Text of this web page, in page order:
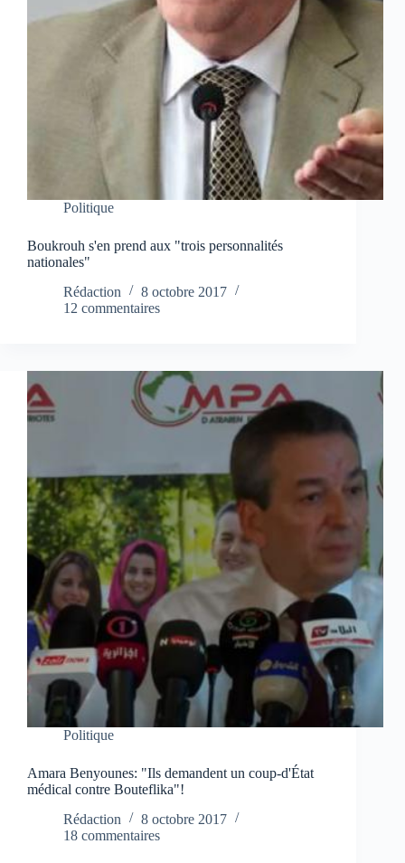
Politique
Boukrouh s'en prend aux "trois personnalités
nationales"
Rédaction
8 octobre 2017
12 commentaires
Politique
Amara Benyounes: "Ils demandent un coup-d'État
médical contre Bouteflika"!
Rédaction
8 octobre 2017
18 commentaires